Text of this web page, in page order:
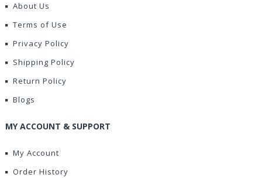
About Us
Terms of Use
Privacy Policy
Shipping Policy
Return Policy
Blogs
MY ACCOUNT & SUPPORT
My Account
Order History